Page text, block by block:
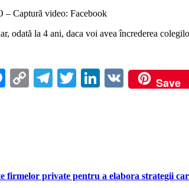
Captură video: Facebook
odată la 4 ani, daca voi avea încrederea
Messenger
CopyTelegram
TwitterLinkedIn
VK Save
firmelor private pentru a elabora strategii